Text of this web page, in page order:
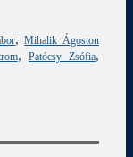
,Mihalik Ágoston
,Patócsy Zsófia,